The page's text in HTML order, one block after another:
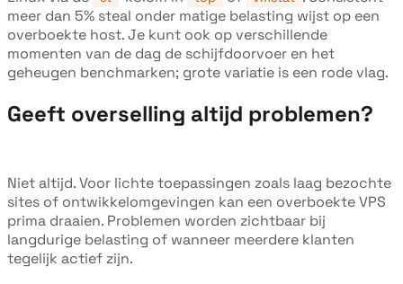
meer dan 5% steal onder matige belasting wijst op een
overboekte host. Je kunt ook op verschillende
momenten van de dag de schijfdoorvoer en het
geheugen benchmarken; grote variatie is een rode vlag.
Geeft overselling altijd problemen?
Niet altijd. Voor lichte toepassingen zoals laag bezochte
sites of ontwikkelomgevingen kan een overboekte VPS
prima draaien. Problemen worden zichtbaar bij
langdurige belasting of wanneer meerdere klanten
tegelijk actief zijn.